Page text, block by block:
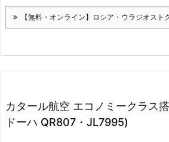
【無料・オンライン】ロシア・ウラジオス
カタール航空 エコノミークラス
ドーハ QR807・JL7995)